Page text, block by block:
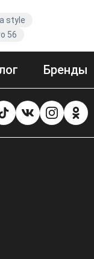
style
56
Бренды